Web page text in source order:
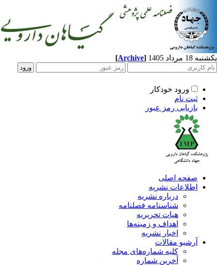
1405
[Archive]
ورود خودکار
ثبت نام
بازیابی رمز عبور
صفحه اصلی
اطلاعات نشریه
درباره نشریه
شناسنامه فصلنامه
هیات تحریریه
اهداف و زمینه‌ها
اخبار نشریه
آرشیو مقالات
کلیه شماره‌های مجله
آخرین شماره